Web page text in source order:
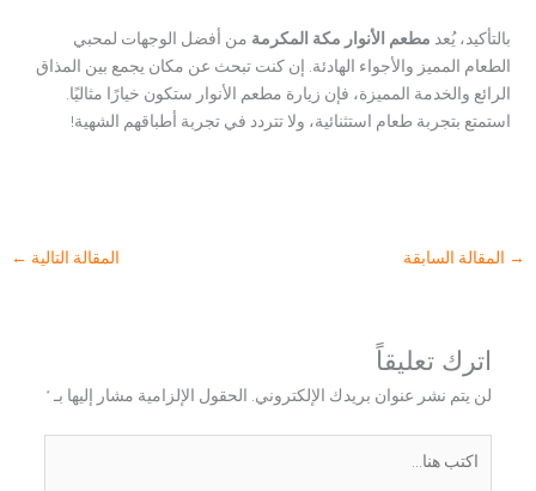
بالتأكيد، يُعد مطعم الأنوار مكة المكرمة من أفضل الوجهات لمحبي
الطعام المميز والأجواء الهادئة. إن كنت تبحث عن مكان يجمع بين المذاق
الرائع والخدمة المميزة، فإن زيارة مطعم الأنوار ستكون خيارًا مثاليًا.
استمتع بتجربة طعام استثنائية، ولا تتردد في تجربة أطباقهم الشهية!
→ المقالة السابقة المقالة التالية ←
اترك تعليقاً
لن يتم نشر عنوان بريدك الإلكتروني. الحقول الإلزامية مشار إليها بـ *
هنا...